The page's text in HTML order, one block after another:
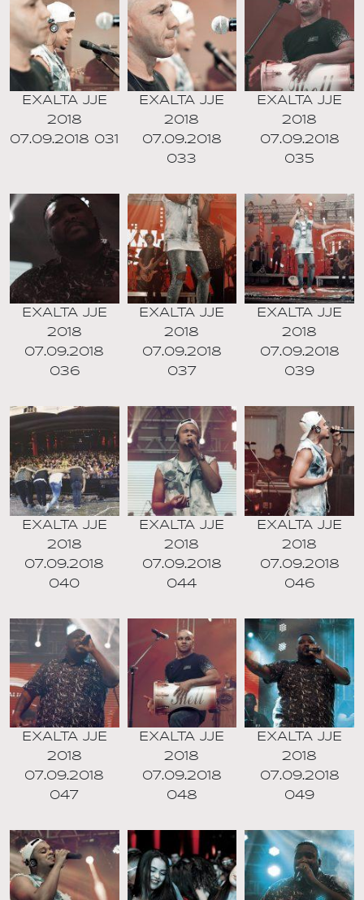
EXALTA JJE
2018
07.09.2018 031
EXALTA JJE
2018
07.09.2018
033
EXALTA JJE
2018
07.09.2018
035
EXALTA JJE
2018
07.09.2018
036
EXALTA JJE
2018
07.09.2018
037
EXALTA JJE
2018
07.09.2018
039
EXALTA JJE
2018
07.09.2018
040
EXALTA JJE
2018
07.09.2018
044
EXALTA JJE
2018
07.09.2018
046
EXALTA JJE
2018
07.09.2018
047
EXALTA JJE
2018
07.09.2018
048
EXALTA JJE
2018
07.09.2018
049